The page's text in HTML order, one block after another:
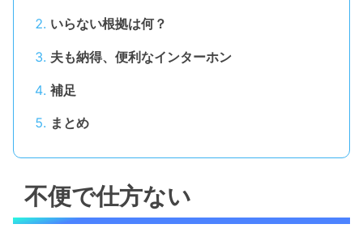
いらない根拠は何？
夫も納得、便利なインターホン
補足
まとめ
不便で仕方ない